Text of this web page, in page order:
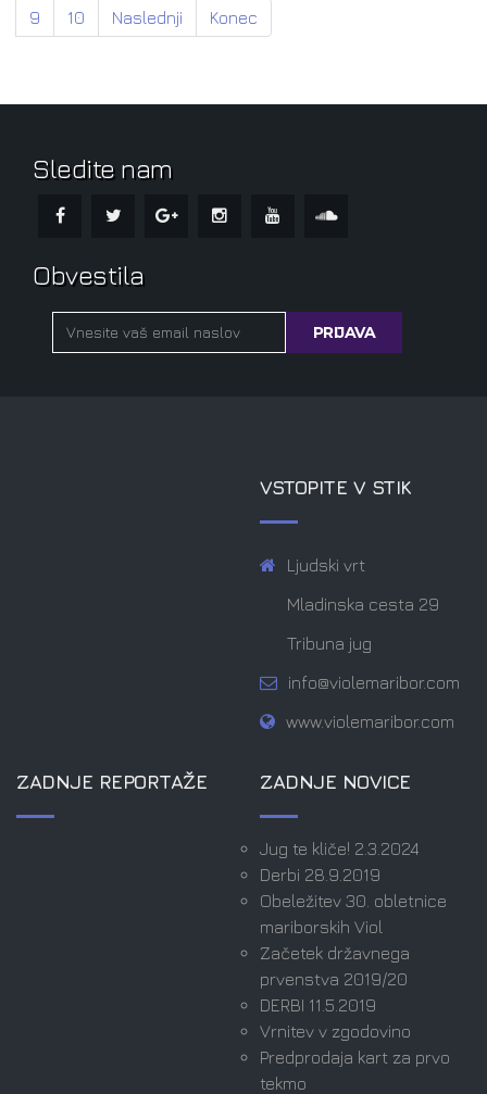
9
10 Naslednji Konec
Sledite nam
Obvestila
VSTOPITE V STIK
Ljudski vrt
Mladinska cesta 29
Tribuna jug
info@violemaribor.com
www.violemaribor.com
ZADNJE REPORTAŽE ZADNJE NOVICE
Jug te kliče! 2.3.2024
Derbi 28.9.2019
Obeležitev 30. obletnice
mariborskih Viol
Začetek državnega
prvenstva 2019/20
DERBI 11.5.2019
Vrnitev v zgodovino
Predprodaja kart za prvo
tekmo